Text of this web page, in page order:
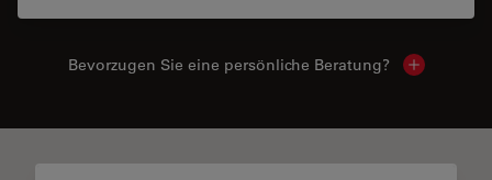
Bevorzugen Sie eine persönliche Beratung? Show